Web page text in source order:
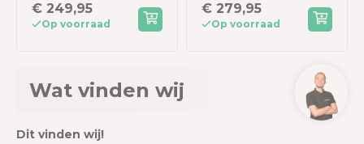
€ 249,95
Op voorraad
€ 279,95
Op voorraad
Wat vinden wij
Dit vinden wij!